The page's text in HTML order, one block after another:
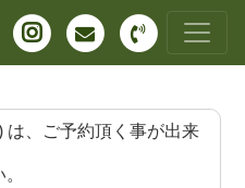
は、ご予約頂く事が出来